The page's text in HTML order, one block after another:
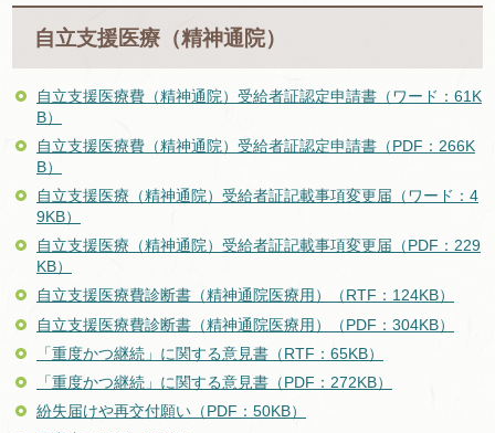
自立支援医療（精神通院）
自立支援医療費（精神通院）受給者証認定申請書（ワード：61K
B）
自立支援医療費（精神通院）受給者証認定申請書（PDF：266K
B）
自立支援医療（精神通院）受給者証記載事項変更届（ワード：4
9KB）
自立支援医療（精神通院）受給者証記載事項変更届（PDF：229
KB）
自立支援医療費診断書（精神通院医療用）（RTF：124KB）
自立支援医療費診断書（精神通院医療用）（PDF：304KB）
「重度かつ継続」に関する意見書（RTF：65KB）
「重度かつ継続」に関する意見書（PDF：272KB）
紛失届けや再交付願い（PDF：50KB）